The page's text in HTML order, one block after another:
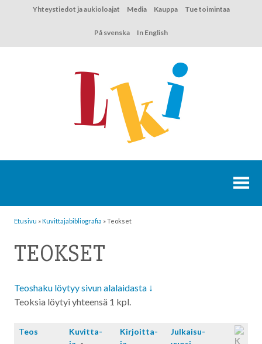
Yhteystiedot ja aukioloajat Media Kauppa Tue toimintaa
På svenska In English
Etusivu »Kuvittaja­bibliografia »Teokset
TEOKSET
Teoshaku löytyy sivun alalaidasta ↓
Teoksia löytyi yhteensä 1 kpl.
Teos
Kuvitta­
Kirjoitta­
Julkaisu­